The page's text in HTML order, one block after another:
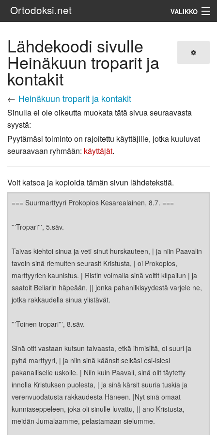
Ortodoksi.net VALIKKO
Haku
Lähdekoodi sivulle
Heinäkuun troparit ja
kontakit
← Heinäkuun troparit ja kontakit
Sinulla ei ole oikeutta muokata tätä sivua seuraavasta
syystä:
Pyytämäsi toiminto on rajoitettu käyttäjille, jotka kuuluvat
seuraavaan ryhmään: käyttäjät.
Voit katsoa ja kopioida tämän sivun lähdetekstiä.